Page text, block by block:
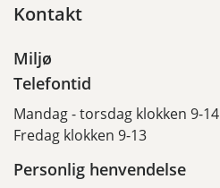
Kontakt
Miljø
Telefontid
Mandag - torsdag klokken 9-14
Fredag klokken 9-13
Personlig henvendelse